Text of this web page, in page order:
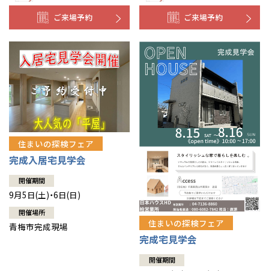
ご来場予約 ご来場予約
住まいの探検フェア
完成入居宅見学会
開催期間
9月5日(土)・6日(日)
開催場所
青梅市完成現場 住まいの探検フェア
完成宅見学会
開催期間